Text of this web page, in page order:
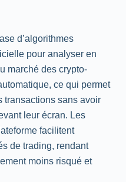
d’algorithmes
pour analyser en
marché des crypto-
ce qui permet
transactions sans avoir
leur écran. Les
facilitent
de trading, rendant
moins risqué et